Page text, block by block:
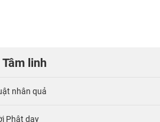
Tâm linh
nhân quả
Phật dạy